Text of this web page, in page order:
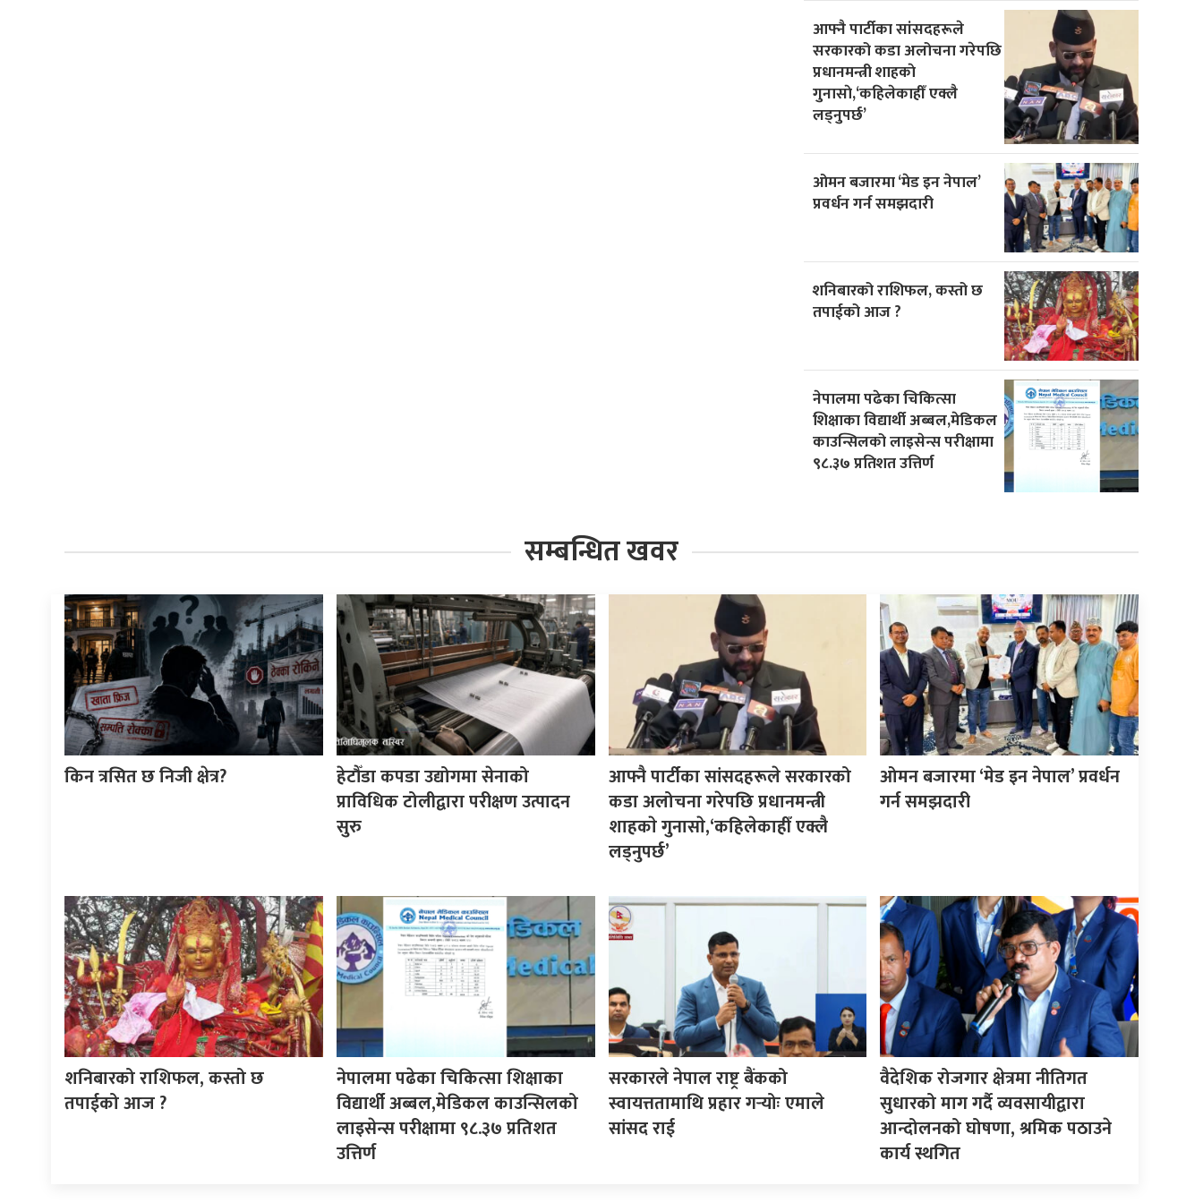
आफ्नै पार्टीका सांसदहरूले
सरकारको कडा अलोचना गरेपछि
प्रधानमन्त्री शाहकाे
गुनासाे,‘कहिलेकाहीँ एक्लै
लड्नुपर्छ’
ओमन बजारमा ‘मेड इन नेपाल’
प्रवर्धन गर्न समझदारी
शनिबारको राशिफल, कस्तो छ
तपाईको आज ?
नेपालमा पढेका चिकित्सा
शिक्षाका विद्यार्थी अब्बल,मेडिकल
काउन्सिलको लाइसेन्स परीक्षामा
९८.३७ प्रतिशत उत्तिर्ण
सम्बन्धित खवर
किन त्रसित छ निजी क्षेत्र?
हेटौँडा कपडा उद्योगमा सेनाको
प्राविधिक टोलीद्वारा परीक्षण उत्पादन
सुरु
आफ्नै पार्टीका सांसदहरूले सरकारको
कडा अलोचना गरेपछि प्रधानमन्त्री
शाहकाे गुनासाे,‘कहिलेकाहीँ एक्लै
लड्नुपर्छ’
ओमन बजारमा ‘मेड इन नेपाल’ प्रवर्धन
गर्न समझदारी
शनिबारको राशिफल, कस्तो छ
तपाईको आज ?
नेपालमा पढेका चिकित्सा शिक्षाका
विद्यार्थी अब्बल,मेडिकल काउन्सिलको
लाइसेन्स परीक्षामा ९८.३७ प्रतिशत
उत्तिर्ण
सरकारले नेपाल राष्ट्र बैंकको
स्वायत्ततामाथि प्रहार गर्‍योः एमाले
सांसद राई
वैदेशिक रोजगार क्षेत्रमा नीतिगत
सुधारको माग गर्दै व्यवसायीद्वारा
आन्दोलनको घोषणा, श्रमिक पठाउने
कार्य स्थगित